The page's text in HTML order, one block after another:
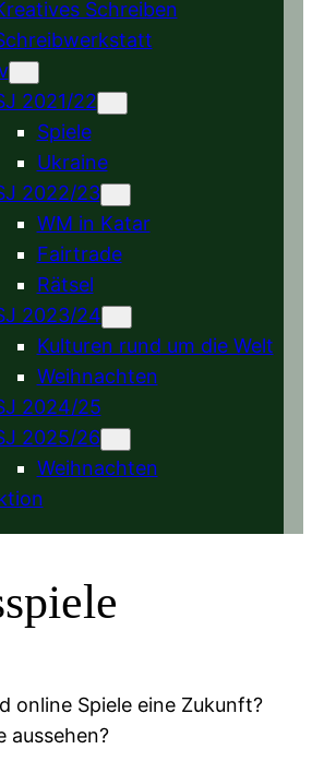
Schreiben
2021/22
Spiele
Ukraine
2022/23
WM in Katar
Fairtrade
Rätsel
2023/24
Kulturen rund um die Welt
Weihnachten
2024/25
2025/26
Weihnachten
online Spiele eine Zukunft?
aussehen?